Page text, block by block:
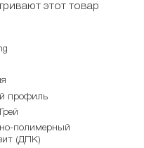
этот товар
профиль
полимерный
(ДПК)